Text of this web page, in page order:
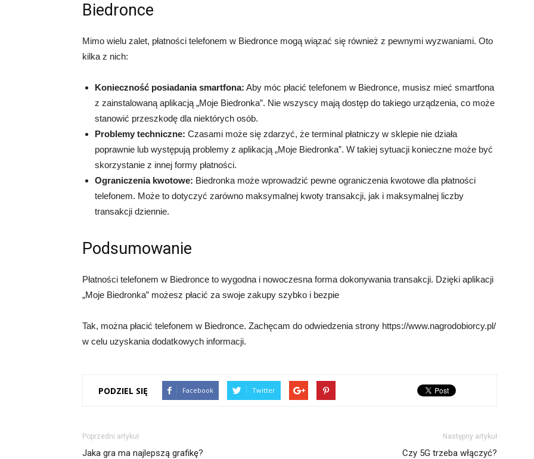
Biedronce
Mimo wielu zalet, płatności telefonem w Biedronce mogą wiązać się również z pewnymi wyzwaniami. Oto
kilka z nich:
Konieczność posiadania smartfona: Aby móc płacić telefonem w Biedronce, musisz mieć smartfona
z zainstalowaną aplikacją „Moje Biedronka”. Nie wszyscy mają dostęp do takiego urządzenia, co może
stanowić przeszkodę dla niektórych osób.
Problemy techniczne: Czasami może się zdarzyć, że terminal płatniczy w sklepie nie działa
poprawnie lub występują problemy z aplikacją „Moje Biedronka”. W takiej sytuacji konieczne może być
skorzystanie z innej formy płatności.
Ograniczenia kwotowe: Biedronka może wprowadzić pewne ograniczenia kwotowe dla płatności
telefonem. Może to dotyczyć zarówno maksymalnej kwoty transakcji, jak i maksymalnej liczby
transakcji dziennie.
Podsumowanie
Płatności telefonem w Biedronce to wygodna i nowoczesna forma dokonywania transakcji. Dzięki aplikacji
„Moje Biedronka” możesz płacić za swoje zakupy szybko i bezpie
Tak, można płacić telefonem w Biedronce. Zachęcam do odwiedzenia strony https://www.nagrodobiorcy.pl/
w celu uzyskania dodatkowych informacji.
PODZIEL SIĘ Facebook Twitter
Poprzedni artykuł
Jaka gra ma najlepszą grafikę?
Następny artykuł
Czy 5G trzeba włączyć?